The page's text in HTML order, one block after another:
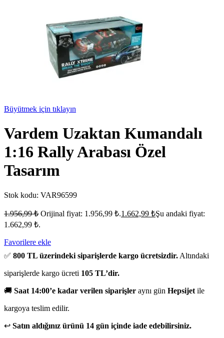
Büyütmek için tıklayın
Vardem Uzaktan Kumandalı
1:16 Rally Arabası Özel
Tasarım
Stok kodu: VAR96599
1.956,99₺ Orijinal fiyat: 1.956,99 ₺.1.662,99 ₺Şu andaki fiyat:
1.662,99 ₺.
Favorilere ekle
✅ 800 TL üzerindeki siparişlerde kargo ücretsizdir. Altındaki
siparişlerde kargo ücreti 105 TL’dir.
🚚 Saat 14:00’e kadar verilen siparişler aynı gün Hepsijet ile
kargoya teslim edilir.
↩️ Satın aldığınız ürünü 14 gün içinde iade edebilirsiniz.